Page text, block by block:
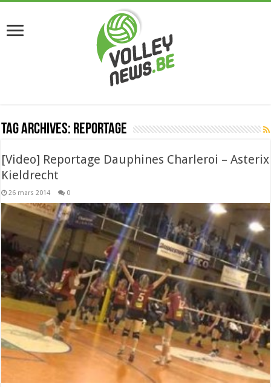
Tag Archives: reportage
[Video] Reportage Dauphines Charleroi – Asterix
Kieldrecht
26 mars 2014 0